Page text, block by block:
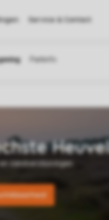
Service & Contact